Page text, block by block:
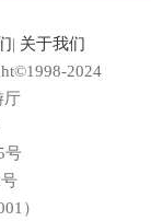
| 关于我们
2024
厅
号
）